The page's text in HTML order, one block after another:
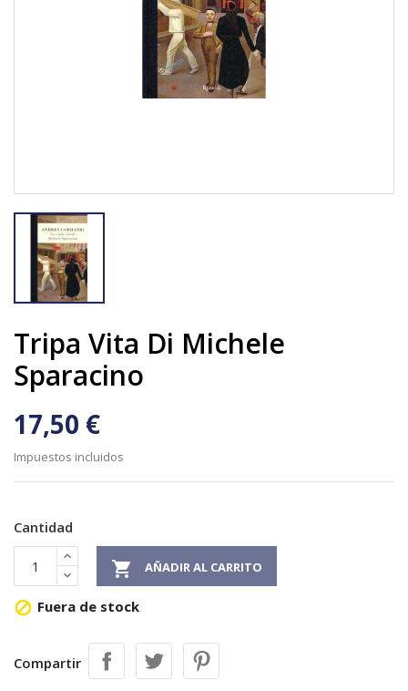
Tripa Vita Di Michele
Sparacino
17,50 €
Impuestos incluidos
Cantidad
 AÑADIR AL CARRITO
 Fuera de stock
Compartir